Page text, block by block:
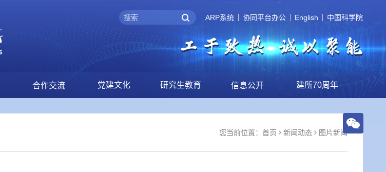
ARP系统 协同平台办公 English 中国科学院
合作交流 党建文化 研究生教育 信息公开 建所70周年
您当前位置： 首页 新闻动态 图片新闻